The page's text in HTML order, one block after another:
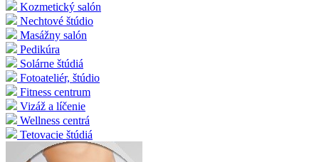
Kozmetický salón
Nechtové štúdio
Masážny salón
Pedikúra
Solárne štúdiá
Fotoateliér, štúdio
Fitness centrum
Vizáž a líčenie
Wellness centrá
Tetovacie štúdiá